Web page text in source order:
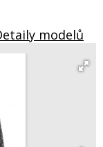
modelů